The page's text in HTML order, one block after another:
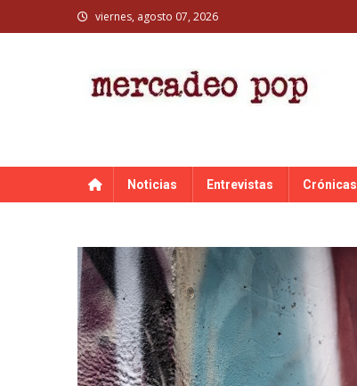
to
viernes, agosto 07, 2026
Noticias Entrevistas Crónicas